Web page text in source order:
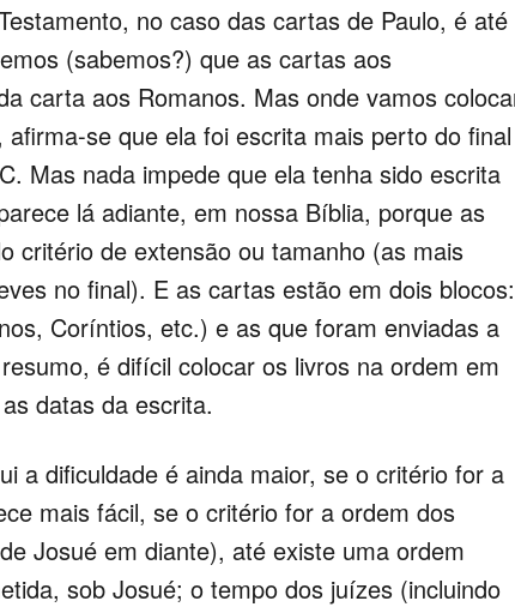
no caso das cartas de Paulo, é até
(sabemos?) que as cartas aos
carta aos Romanos. Mas onde vamos
se que ela foi escrita mais perto do final
Mas nada impede que ela tenha sido escrita
lá adiante, em nossa Bíblia, porque as
critério de extensão ou tamanho (as mais
no final). E as cartas estão em dois blocos:
Coríntios, etc.) e as que foram enviadas a
é difícil colocar os livros na ordem em
datas da escrita.
a dificuldade é ainda maior, se o critério for a
mais fácil, se o critério for a ordem dos
Josué em diante), até existe uma ordem
sob Josué; o tempo dos juízes (incluindo